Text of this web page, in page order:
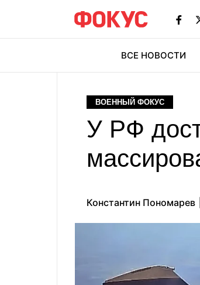
ВСЕ НОВОСТИ
ВОЕННЫЙ ФОКУС
У РФ
Константин Пономарев